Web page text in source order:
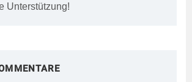
Unterstützung!